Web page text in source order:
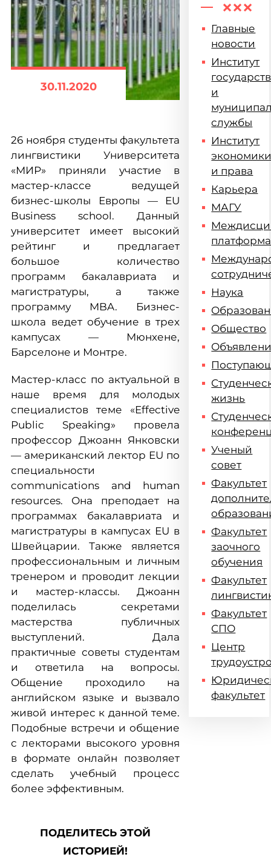
30.11.2020
26 ноября студенты факультета
лингвистики Университета
«МИР» приняли участие в
мастер-классе ведущей
бизнес-школы Европы — EU
Business school. Данный
университет имеет высокий
рейтинг и предлагает
большое количество
программ бакалавриата и
магистратуры, а также
программу MBA. Бизнес-
школа ведет обучение в трех
кампусах — Мюнхене,
Барселоне и Монтре.
Мастер-класс по актуальной в
наше время для молодых
специалистов теме «Effective
Public Speaking» провела
профессор Джоанн Янковски
— американский лектор EU по
специальности
communications and human
resources. Она преподает на
программах бакалавриата и
магистратуры в кампусах ЕU в
Швейцарии. Также является
профессиональным и личным
тренером и проводит лекции
и мастер-классы. Джоанн
поделилась секретами
мастерства публичных
выступлений. Дала
практичные советы студентам
и ответила на вопросы.
Общение проходило на
английском языке и вызвало
живой интерес к данной теме.
Подобные встречи и общение
с лекторами высокого уровня
в формате онлайн позволяет
сделать учебный процесс
более эффективным.
ПОДЕЛИТЕСЬ ЭТОЙ
ИСТОРИЕЙ!
Главные
новости
Институт
и
службы
Институт
и права
Карьера
МАГУ
платформа
Наука
Общество
жизнь
Ученый
совет
Факультет
Факультет
заочного
обучения
Факультет
Факультет
СПО
Центр
факультет